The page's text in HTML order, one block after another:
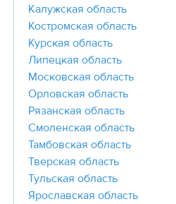
Калужская область
Костромская область
Курская область
Липецкая область
Московская область
Орловская область
Рязанская область
Смоленская область
Тамбовская область
Тверская область
Тульская область
Ярославская область